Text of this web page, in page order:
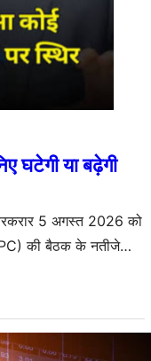
घटेगी या बढ़ेगी
5 अगस्त 2026 को
की बैठक के नतीजे